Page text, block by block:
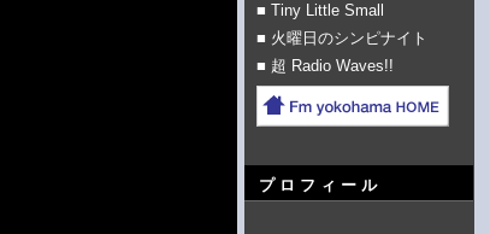
■ Tiny Little Small
■ 火曜日のシンピナイト
■ 超 Radio Waves!!
プロフィール